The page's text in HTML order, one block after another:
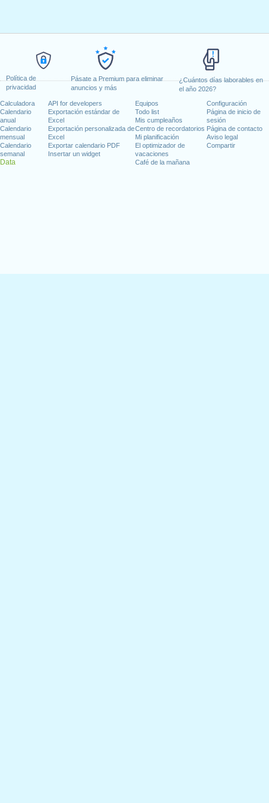
Política de
privacidad
Pásate a Premium para eliminar
anuncios y más
¿Cuántos días laborables en
el año 2026?
Calculadora
Calendario
anual
Calendario
mensual
Calendario
semanal
Data
API for developers
Exportación estándar de
Excel
Exportación personalizada de
Excel
Exportar calendario PDF
Insertar un widget
Equipos
Todo list
Mis cumpleaños
Centro de recordatorios
Mi planificación
El optimizador de
vacaciones
Café de la mañana
Configuración
Página de inicio de
sesión
Página de contacto
Aviso legal
Compartir